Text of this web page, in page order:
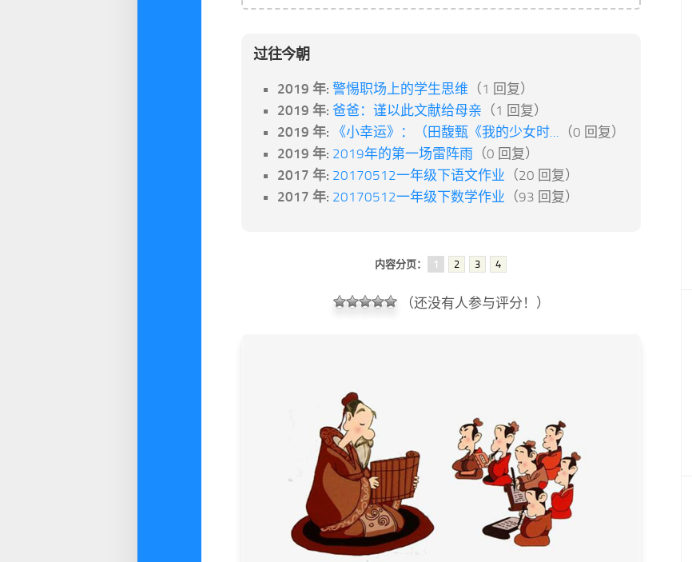
过往今朝
2019 年: 警惕职场上的学生思维 （1 回复）
2019 年: 爸爸：谨以此文献给母亲 （1 回复）
2019 年:
《小幸运》：（田馥甄《我的少女时... （0 回复）
2019 年: 2019年的第一场雷阵雨 （0 回复）
2017 年: 20170512一年级下语文作业 （20 回复）
2017 年: 20170512一年级下数学作业 （93 回复）
内容分页： 1 2 3 4
（还没有人参与评分！）